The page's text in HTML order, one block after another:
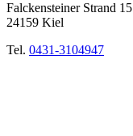
Falckensteiner Strand 15
24159 Kiel
Tel. 0431-3104947